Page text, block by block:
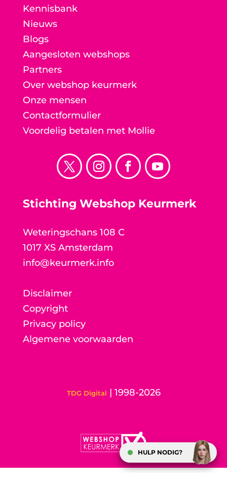
Kennisbank
Nieuws
Blogs
Aangesloten webshops
Partners
Over webshop keurmerk
Onze mensen
Contactformulier
Voordelig betalen met Mollie
Stichting Webshop Keurmerk
Weteringschans 108 C
1017 XS Amsterdam
info@keurmerk.info
Disclaimer
Copyright
Privacy policy
Algemene voorwaarden
TDG Digital | 1998-2026
HULP NODIG?